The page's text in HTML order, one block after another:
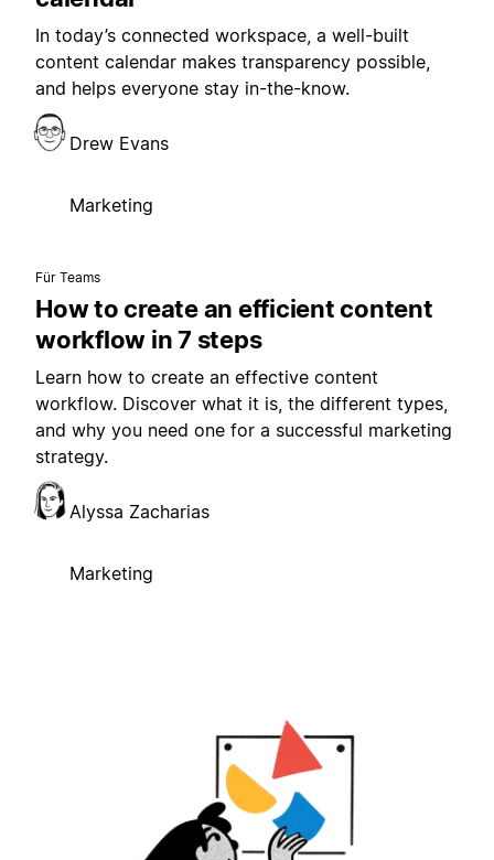
In today’s connected workspace, a well-built
content calendar makes transparency possible,
and helps everyone stay in-the-know.
Drew Evans
Marketing
Für Teams
How to create an efficient content
workflow in 7 steps
Learn how to create an effective content
workflow. Discover what it is, the different types,
and why you need one for a successful marketing
strategy.
Alyssa Zacharias
Marketing